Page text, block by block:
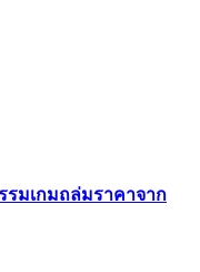
รมเกมถล่มราคาจาก